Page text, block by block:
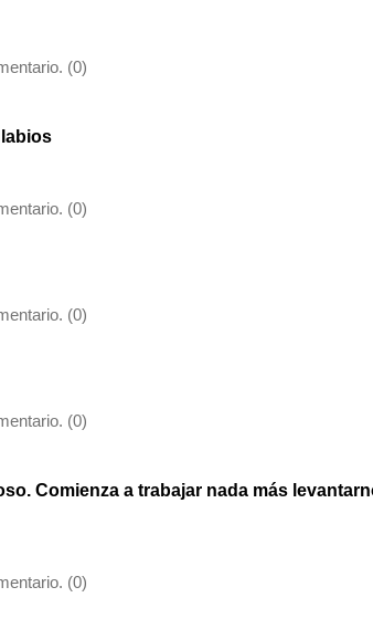
(0)
(0)
(0)
(0)
Comienza a trabajar nada más
(0)